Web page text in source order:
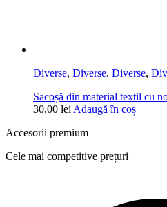
Diverse, Diverse, Diverse,
Sacoșă din material textil cu
30,00 lei Adaugă în coș
Accesorii premium
Cele mai competitive prețuri